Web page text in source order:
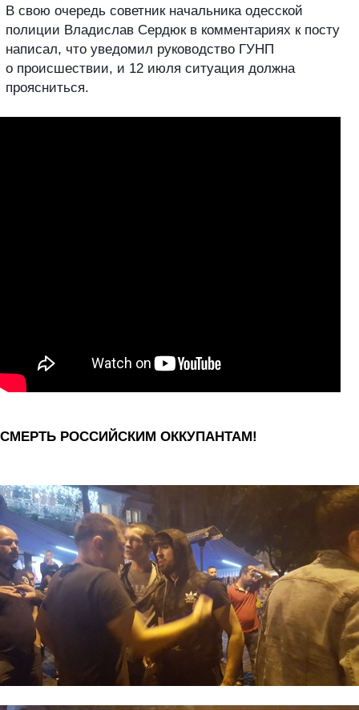
В свою очередь советник начальника одесской
полиции Владислав Сердюк в комментариях к посту
написал, что уведомил руководство ГУНП
о происшествии, и 12 июля ситуация должна
проясниться.
СМЕРТЬ РОССИЙСКИМ ОККУПАНТАМ!